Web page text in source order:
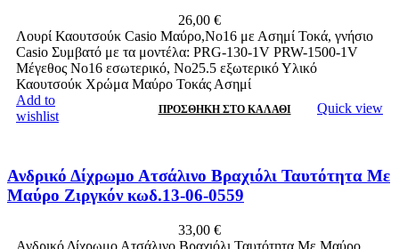
26,00 €
Λουρί Καουτσούκ Casio Μαύρο,No16 με Ασημί Τοκά, γνήσιο
Casio Συμβατό με τα μοντέλα: PRG-130-1V PRW-1500-1V
Μέγεθος Νο16 εσωτερικό, Νο25.5 εξωτερικό Υλικό
Καουτσούκ Χρώμα Μαύρο Τοκάς Ασημί
Add to
wishlist
ΠΡΟΣΘΉΚΗ ΣΤΟ ΚΑΛΆΘΙ Quick view
Ανδρικό Δίχρωμο Ατσάλινο Βραχιόλι Ταυτότητα Με
Μαύρο Ζιργκόν κωδ.13-06-0559
33,00 €
Ανδρικό Δίχρωμο Ατσάλινο Βραχιόλι Ταυτότητα Με Μαύρο